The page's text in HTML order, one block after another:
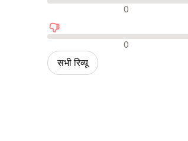
न्यूट्रल रिव्यू 0
नकारात्मक रिव्यू 0
सभी रिव्यू